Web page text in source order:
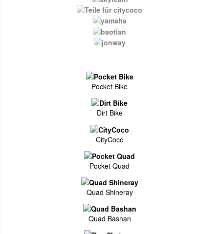
Pocket Bike
Dirt Bike
CityCoco
Pocket Quad
Quad Shineray
Quad Bashan